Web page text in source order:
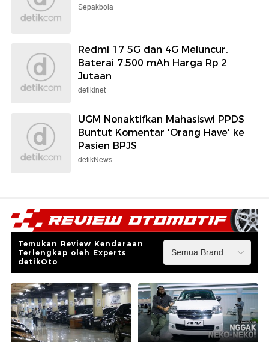
Sepakbola
Redmi 17 5G dan 4G Meluncur,
Baterai 7.500 mAh Harga Rp 2
Jutaan
detikInet
UGM Nonaktifkan Mahasiswi PPDS
Buntut Komentar 'Orang Have' ke
Pasien BPJS
detikNews
Temukan Review Kendaraan
Terlengkap oleh Experts
detikOto